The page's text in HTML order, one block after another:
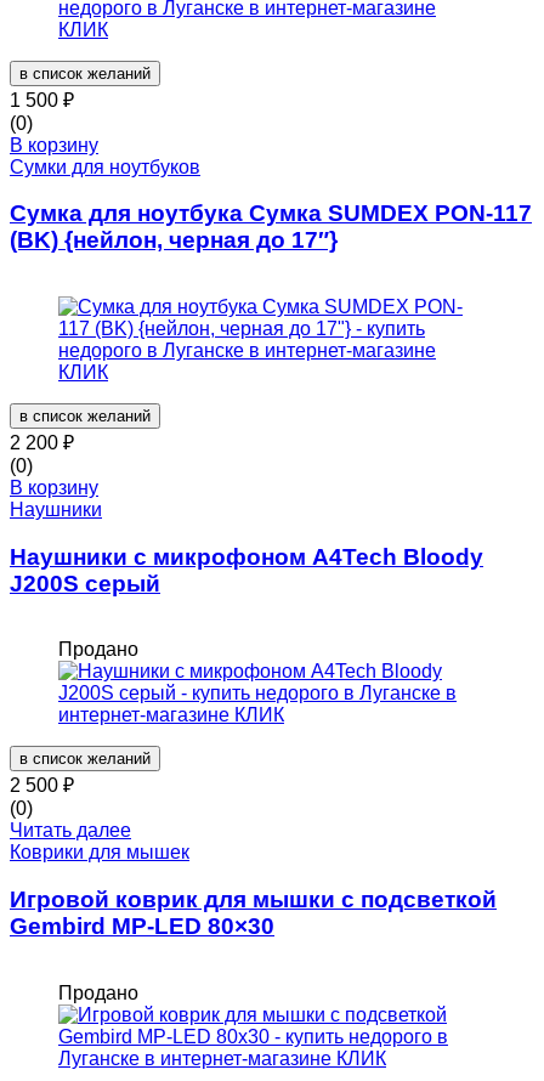
в список желаний
1 500 ₽
(0)
В корзину
Сумки для ноутбуков
Сумка для ноутбука Сумка SUMDEX PON-117
(BK) {нейлон, черная до 17″}
в список желаний
2 200 ₽
(0)
В корзину
Наушники
Наушники с микрофоном A4Tech Bloody
J200S серый
Продано
в список желаний
2 500 ₽
(0)
Читать далее
Коврики для мышек
Игровой коврик для мышки с подсветкой
Gembird MP-LED 80×30
Продано